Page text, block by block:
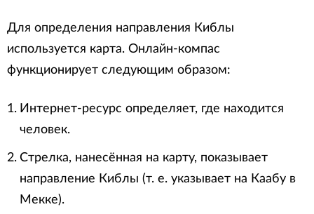
Для определения направления Киблы
используется карта. Онлайн-компас
функционирует следующим образом:
Интернет-ресурс определяет, где находится
человек.
Стрелка, нанесённая на карту, показывает
направление Киблы (т. е. указывает на Каабу в
Мекке).